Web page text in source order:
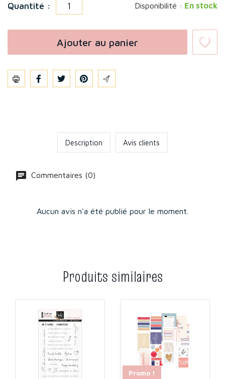
Quantité : Disponibilité : En stock
Ajouter au panier
Partager
Description Avis clients
Commentaires (0)
Aucun avis n'a été publié pour le moment.
Produits similaires
Promo !